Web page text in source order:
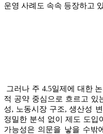
운영 사례도 속속 등장하고
그러나 주 4.5일제에 대한
적 공약 중심으로 흐르고 있
성, 노동시장 구조, 생산성
정밀한 분석 없이 제도 도입
가능성은 의문을 낳을 수밖